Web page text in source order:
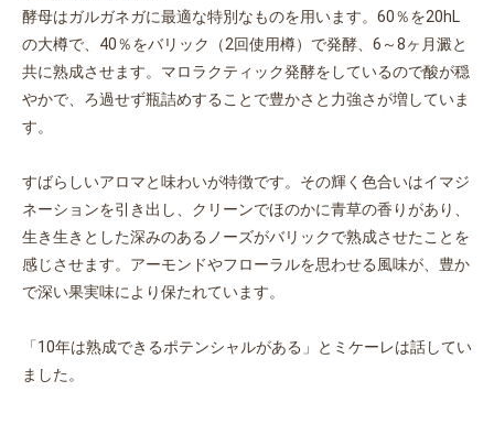
酵母はガルガネガに最適な特別なものを用います。60％を20hL
の大樽で、40％をバリック（2回使用樽）で発酵、6～8ヶ月澱と
共に熟成させます。マロラクティック発酵をしているので酸が穏
やかで、ろ過せず瓶詰めすることで豊かさと力強さが増していま
す。
すばらしいアロマと味わいが特徴です。その輝く色合いはイマジ
ネーションを引き出し、クリーンでほのかに青草の香りがあり、
生き生きとした深みのあるノーズがバリックで熟成させたことを
感じさせます。アーモンドやフローラルを思わせる風味が、豊か
で深い果実味により保たれています。
「10年は熟成できるポテンシャルがある」とミケーレは話してい
ました。